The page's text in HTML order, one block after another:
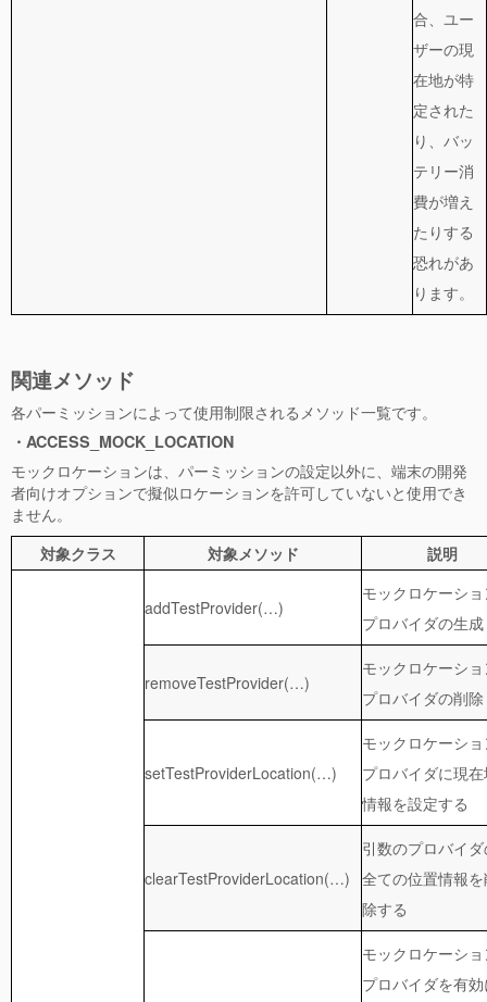
合、ユー
ザーの現
在地が特
定された
り、バッ
テリー消
費が増え
たりする
恐れがあ
ります。
関連メソッド
各パーミッションによって使用制限されるメソッド一覧です。
・ACCESS_MOCK_LOCATION
モックロケーションは、パーミッションの設定以外に、端末の開発
者向けオプションで擬似ロケーションを許可していないと使用でき
ません。
対象クラス
対象メソッド 説明
addTestProvider(…)
モックロケーシ
プロバイダの生成
removeTestProvider(…)
モックロケーシ
プロバイダの削除
setTestProviderLocation(…)
モックロケーシ
プロバイダに現
情報を設定する
clearTestProviderLocation(…)
引数のプロバイ
全ての位置情報
除する
モックロケーシ
プロバイダを有